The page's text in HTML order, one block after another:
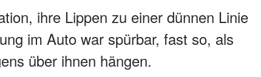
ihre Lippen zu einer dünnen Linie
im Auto war spürbar, fast so, als
über ihnen hängen.